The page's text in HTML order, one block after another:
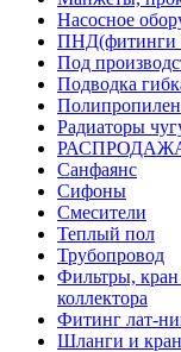
Насосное
ПНД(фитинги
Под
Подводка
Полипропилен
Радиаторы
Санфаянс
Сифоны
Смесители
Теплый пол
Трубопровод
Фильтры, кран
коллектора
Фитинг лат-
Шланги и